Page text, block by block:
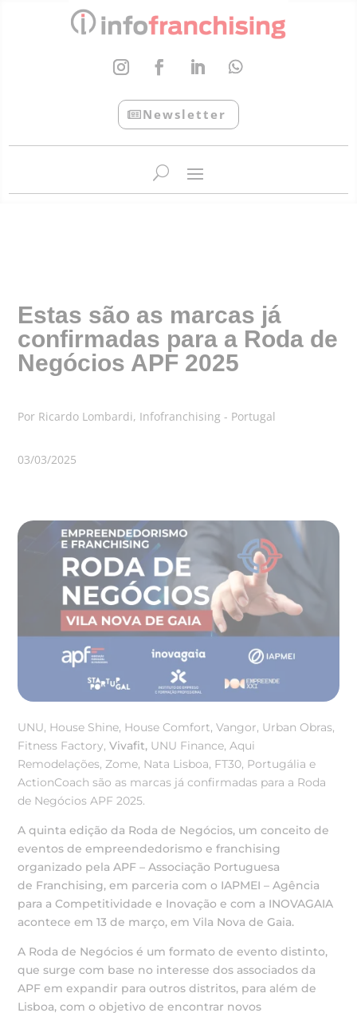
Newsletter
Estas são as marcas já
confirmadas para a Roda de
Negócios APF 2025
Por Ricardo Lombardi, Infofranchising - Portugal
03/03/2025
UNU, House Shine, House Comfort,Vangor, Urban Obras,
Fitness Factory,Vivafit, UNU Finance,Aqui
Remodelações,Zome, Nata Lisboa, FT30, Portugália e
ActionCoach são as marcas já confirmadas para a Roda
de Negócios APF 2025.
A quinta edição da Roda de Negócios, um conceito de
eventos de empreendedorismo e franchising
organizado pela APF – Associação Portuguesa
de Franchising, em parceria com o IAPMEI – Agência
para a Competitividade e Inovação e com a INOVAGAIA
acontece em 13 de março, em Vila Nova de Gaia.
A Roda de Negócios é um formato de evento distinto,
que surge com base no interesse dos associados da
APF em expandir para outros distritos, para além de
Lisboa, com o objetivo de encontrar novos